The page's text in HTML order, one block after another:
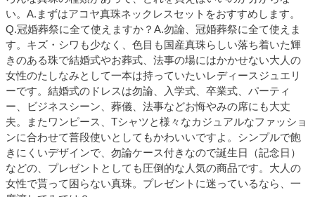
い。A.まずはアコヤ真珠ネックレスセットをおすすめします。
Q.冠婚葬祭に全て使えますか？A.勿論、冠婚葬祭に全て使えま
す。キズ・シワも少なく、色目も国産真珠らしい落ち着いた輝
きのある珠で結婚式やお葬式、法事の場にはかかせない大人の
女性のたしなみとして一本は持っていたいレディースジュエリ
ーです。結婚式のドレスは勿論、入学式、卒業式、パーティ
ー、ビジネスシーン、葬儀、法事などお悔やみの席にも大丈
夫。またワンピース、Tシャツと様々なカジュアルなファッショ
ンに合わせて普段使いとしてもかわいいですよ。シンプルで飽
きにくいデザインで、勿論ケース付きなので誕生日（記念日）
などの、プレゼントとしても圧倒的な人気の商品です。大人の
女性で貰って困らない真珠。プレゼントに迷っているなら、一